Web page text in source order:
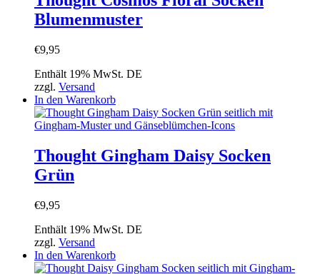
Blumenmuster
€9,95
Enthält 19% MwSt. DE
zzgl. Versand
In den Warenkorb
Thought Gingham Daisy Socken
Grün
€9,95
Enthält 19% MwSt. DE
zzgl. Versand
In den Warenkorb